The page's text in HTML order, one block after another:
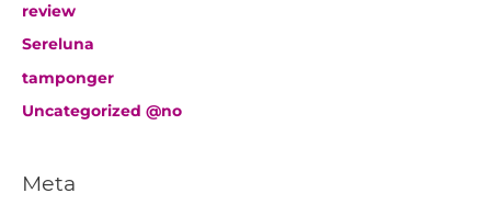
review
Sereluna
tamponger
Uncategorized @no
Meta